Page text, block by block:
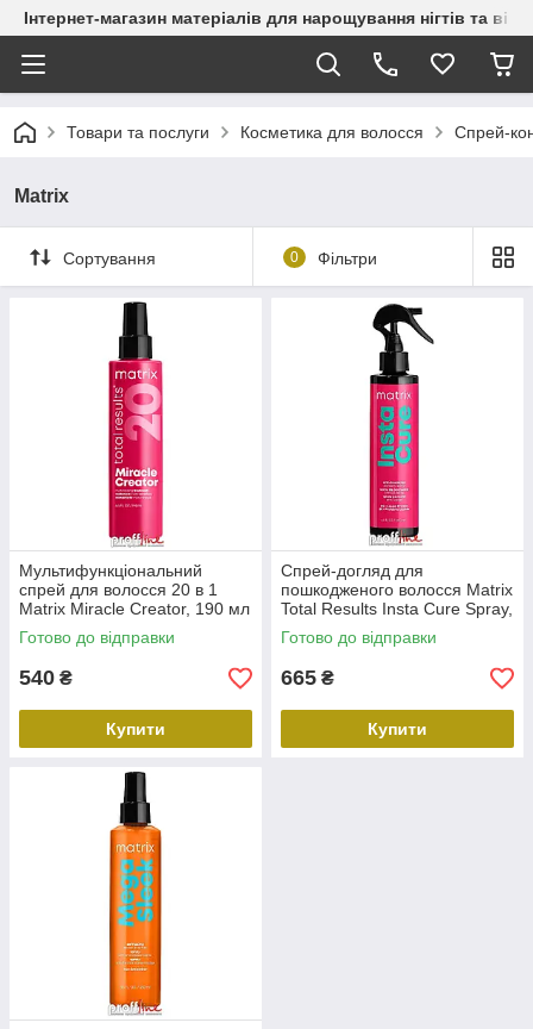
Інтернет-магазин матеріалів для нарощування нігтів та вій
Товари та послуги Косметика для волосся Спрей-
Matrix
Сортування 0 Фільтри
Мультифункціональний
спрей для волосся 20 в 1
Matrix Miracle Creator, 190 мл
Готово до відправки
540 ₴
Купити
Спрей-догляд для
пошкодженого волосся Matrix
Total Results Insta Cure Spray,
200 мл
Готово до відправки
665 ₴
Купити